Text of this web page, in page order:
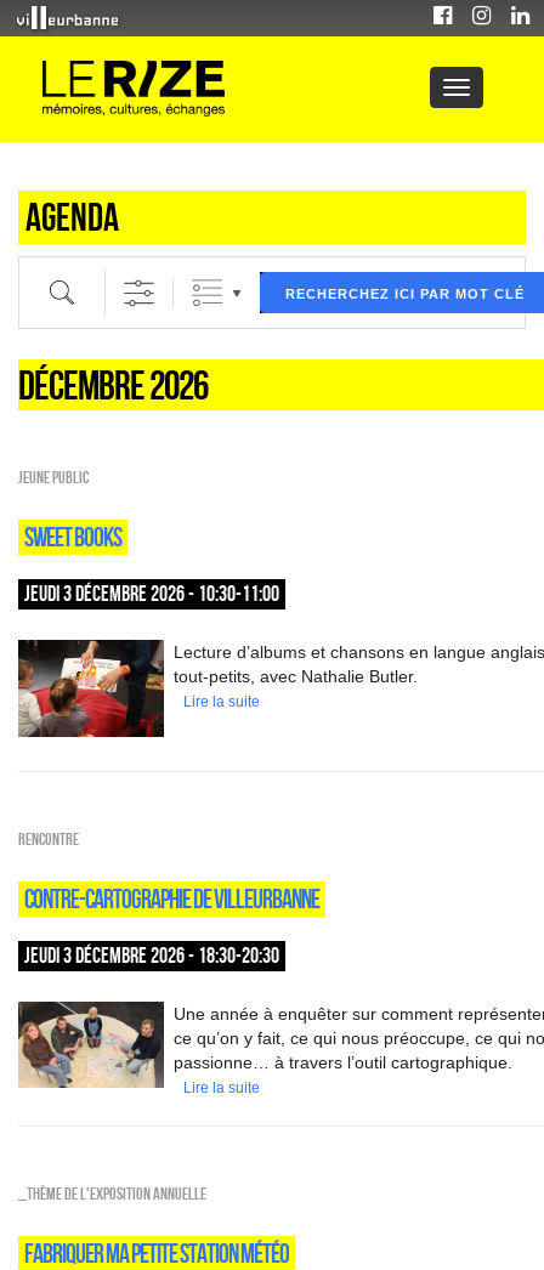
Agenda
Recherche par mot clé (ici) et / ou filtre (ci dessous) puis validez
RECHERCHEZ ICI PAR MOT CLÉ
DÉCEMBRE 2026
Jeune public
SWEET BOOKS
JEUDI 3 DÉCEMBRE 2026 - 10:30-11:00
Lecture d’albums et chansons en langue
tout-petits, avec Nathalie Butler.
Lire la suite
Rencontre
CONTRE-CARTOGRAPHIE DE VILLEURBANNE
JEUDI 3 DÉCEMBRE 2026 - 18:30-20:30
Une année à enquêter sur comment
ce qu’on y fait, ce qui nous préoccupe, ce qui
passionne… à travers l’outil cartographique.
Lire la suite
_Thème de l'exposition annuelle
FABRIQUER MA PETITE STATION MÉTÉO